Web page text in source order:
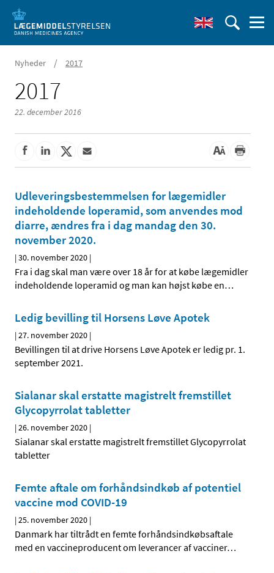
Nyheder / 2017
2017
22. december 2016
Udleveringsbestemmelsen for lægemidler
indeholdende loperamid, som anvendes mod
diarre, ændres fra i dag mandag den 30.
november 2020.
|30. november 2020 |
Fra i dag skal man være over 18 år for at købe lægemidler
indeholdende loperamid og man kan højst købe en…
Ledig bevilling til Horsens Løve Apotek
|27. november 2020 |
Bevillingen til at drive Horsens Løve Apotek er ledig pr. 1.
september 2021.
Sialanar skal erstatte magistrelt fremstillet
Glycopyrrolat tabletter
|26. november 2020 |
Sialanar skal erstatte magistrelt fremstillet Glycopyrrolat
tabletter
Femte aftale om forhåndsindkøb af potentiel
vaccine mod COVID-19
|25. november 2020 |
Danmark har tiltrådt en femte forhåndsindkøbsaftale
med en vaccineproducent om leverancer af vacciner…